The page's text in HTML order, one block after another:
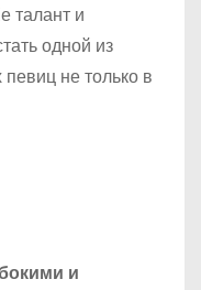
талант и
одной из
не только в
и